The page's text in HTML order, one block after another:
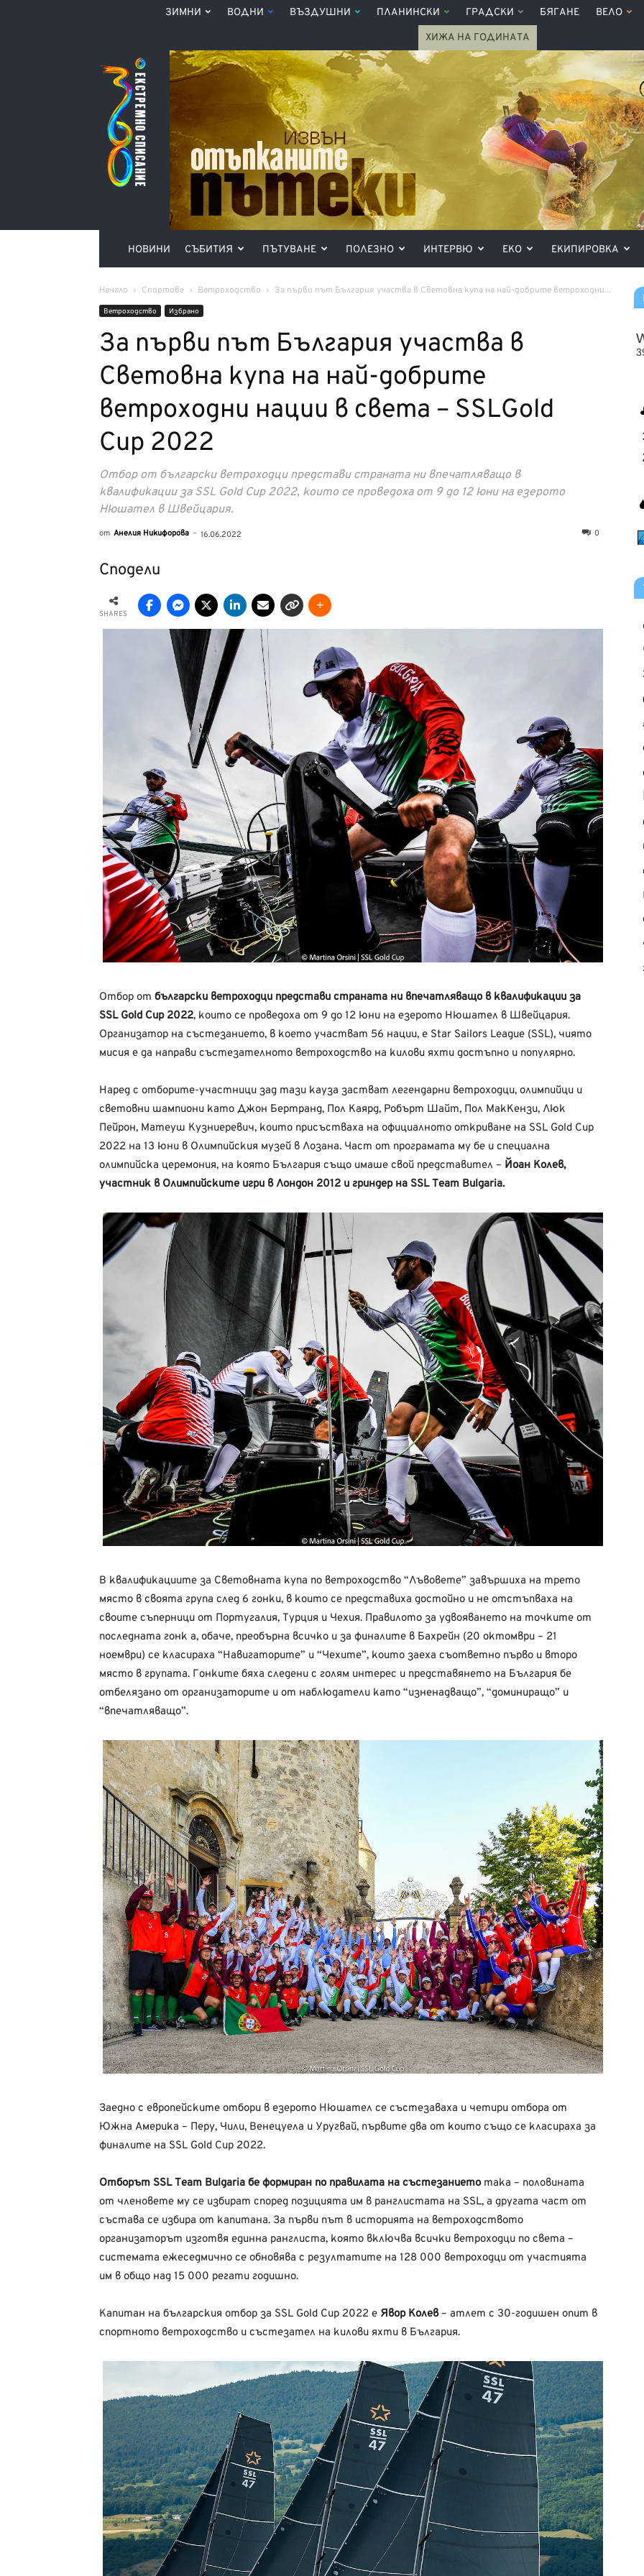
ЗИМНИ ВОДНИ ВЪЗДУШНИ ПЛАНИНСКИ ГРАДСКИ БЯГАНЕ ВЕЛО
ХИЖА НА ГОДИНАТА
Списание
360°
НОВИНИ СЪБИТИЯ ПЪТУВАНЕ ПОЛЕЗНО ИНТЕРВЮ ЕКО ЕКИПИРОВКА
Начало Спортове Ветроходство За първи път България участва в Световна купа на най-добрите ветроходни...
Ветроходство Избрано
За първи път България участва в
Световна купа на най-добрите
ветроходни нации в света – SSLGold
Cup 2022
Отбор от български ветроходци представи страната ни впечатляващо в
квалификации за SSL Gold Cup 2022, които се проведоха от 9 до 12 юни на езерото
Нюшател в Швейцария.
от Анелия Никифорова - 16.06.2022 0
Сподели
SHARES
Отбор от български ветроходци представи страната ни впечатляващов квалификации за
SSL Gold Cup 2022, които се проведоха от 9 до 12 юни на езерото Нюшател в Швейцария.
Организатор на състезанието, в което участват 56 нации, е Star Sailors League (SSL), чиято
мисия е да направи състезателното ветроходство на килови яхти достъпно и популярно.
Наред с отборите-участници зад тази кауза застват легендарни ветроходци, олимпийци и
световни шампиони като Джон Бертранд, Пол Каярд, Робърт Шайт, Пол МакКензи, Люк
Пейрон, Матеуш Кузниеревич, които присъстваха на официалното откриване на SSL Gold Cup
2022 на 13 юни в Олимпийския музей в Лозана. Част от програмата му бе и специална
олимпийска церемония, на която България също имаше свой представител – Йоан Колев,
участник в Олимпийските игри в Лондон 2012 и гриндер на SSLTeam Bulgaria.
В квалификациите за Световната купа по ветроходство “Лъвовете” завършиха на трето
място в своята група след 6 гонки, в които се представиха достойно и не отстъпваха на
своите съперници от Португалия, Турция и Чехия. Правилото за удвояването на точките от
последната гонк а, обаче, преобърна всичко и за финалите в Бахрейн (20 октомври – 21
ноември) се класираха “Навигаторите” и “Чехите”, които заеха съответно първо и второ
място в групата. Гонките бяха следени с голям интерес и представянето на България бе
отбелязано от организаторите и от наблюдатели като “изненадващо”, “доминиращо” и
“впечатляващо”.
Заедно с европейските отбори в езерото Нюшател се състезаваха и четири отбора от
Южна Америка – Перу, Чили, Венецуела и Уругвай, първите два от които също се класираха за
финалите на SSL Gold Cup 2022.
Отборът SSLTeam Bulgaria бе формиран по правилата на състезанието така – половината
от членовете му се избират според позицията им в ранглистата на SSL, а другата част от
състава се избира от капитана. За първи път в историята на ветроходството
организаторът изготвя единна ранглиста, която включва всички ветроходци по света –
системата ежеседмично се обновява с резултатите на 128 000 ветроходци от участията
им в общо над 15 000 регати годишно.
Капитан на българския отбор за SSL Gold Cup 2022 е Явор Колев – атлет с 30-годишен опит в
спортното ветроходство и състезател на килови яхти в България.